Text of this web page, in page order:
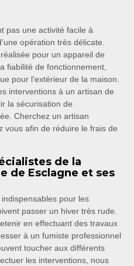
pas une activité facile à
opération très délicate.
pour un appareil de
fiabilité de fonctionnement,
pour l’extérieur de la maison.
interventions à un artisan de
la sécurisation de
Cherchez un artisan
vous afin de réduire le frais de
de la
de Esclagne et ses
pour les
passer un hiver très rude.
en effectuant des travaux
à un fumiste professionnel
toucher aux différents
les interventions, nous